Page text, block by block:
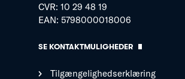
CVR: 10 29 48 19
EAN: 5798000018006
SE KONTAKTMULIGHEDER
Tilgængelighedserklæring